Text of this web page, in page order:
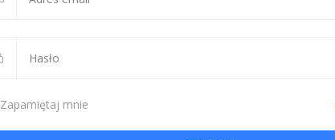
Zapamiętaj mnie